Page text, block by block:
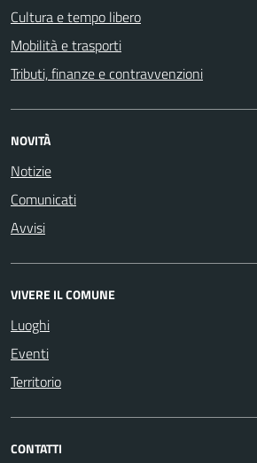
Cultura e tempo libero
Mobilità e trasporti
Tributi, finanze e contravvenzioni
NOVITÀ
Notizie
Comunicati
Avvisi
VIVERE IL COMUNE
Luoghi
Eventi
Territorio
CONTATTI